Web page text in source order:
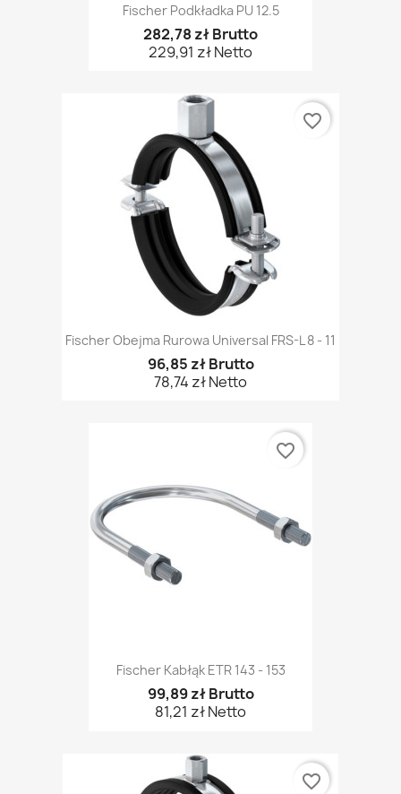
Fischer Podkładka PU 12.5
282,78 zł Brutto
229,91 zł Netto
Fischer Obejma Rurowa Universal FRS-L 8 - 11
96,85 zł Brutto
78,74 zł Netto
favorite_border
Fischer Kabłąk ETR 143 - 153
99,89 zł Brutto
81,21 zł Netto
favorite_border
favorite_border